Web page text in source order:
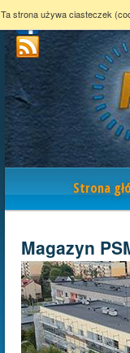
Strona
Magazyn
Ta strona używa ciasteczek